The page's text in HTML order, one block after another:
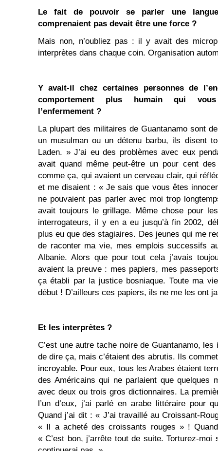
Le fait de pouvoir se parler une
comprenaient pas devait être une force ?
Mais non, n’oubliez pas : il y avait des
interprètes dans chaque coin. Organisation
Y avait-il chez certaines personnes de
comportement plus humain qui
l’enfermement ?
La plupart des militaires de Guantanamo sont
un musulman ou un détenu barbu, ils disent
Laden. » J’ai eu des problèmes avec eux
avait quand même peut-être un pour cent
comme ça, qui avaient un cerveau clair, qui
et me disaient : « Je sais que vous êtes
ne pouvaient pas parler avec moi trop
avait toujours le grillage. Même chose pour
interrogateurs, il y en a eu jusqu’à fin 2002,
plus eu que des stagiaires. Des jeunes qui me
de raconter ma vie, mes emplois successifs
Albanie. Alors que pour tout cela j’avais
avaient la preuve : mes papiers, mes
ça établi par la justice bosniaque. Toute ma
début ! D’ailleurs ces papiers, ils ne me les ont
Et les interprètes ?
C’est une autre tache noire de Guantanamo,
de dire ça, mais c’étaient des abrutis. Ils
incroyable. Pour eux, tous les Arabes étaient
des Américains qui ne parlaient que quelques
avec deux ou trois gros dictionnaires. La
l’un d’eux, j’ai parlé en arabe littéraire pour
Quand j’ai dit : « J’ai travaillé au Croissant-
« Il a acheté des croissants rouges » !
« C’est bon, j’arrête tout de suite. Torturez-